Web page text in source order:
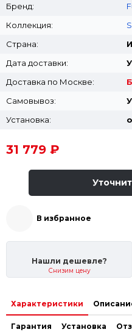
Бренд:
Коллекция:
Страна:
Дата доставки:
Доставка по Москве:
Самовывоз:
Установка:
31 779 ₽
В избранное
Нашли дешевле?
Снизим цену
Характеристики
Гарантия Установка